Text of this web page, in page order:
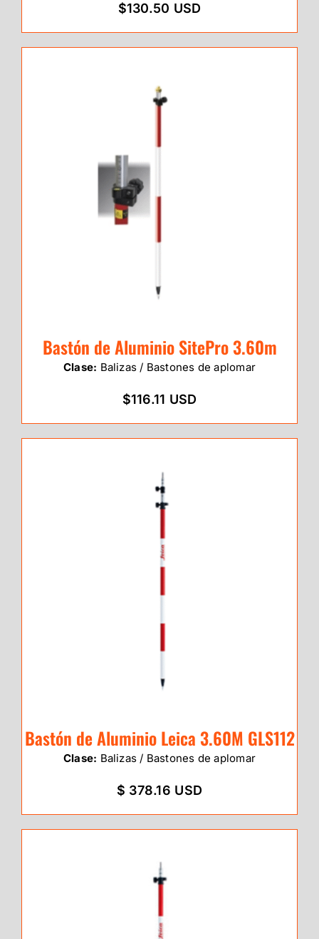
$130.50 USD
Bastón de Aluminio SitePro 3.60m
Clase: Balizas / Bastones de aplomar
$116.11 USD
Bastón de Aluminio Leica 3.60M GLS112
Clase: Balizas / Bastones de aplomar
$ 378.16 USD